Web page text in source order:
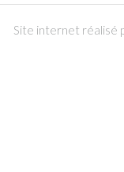
Site internet réalisé